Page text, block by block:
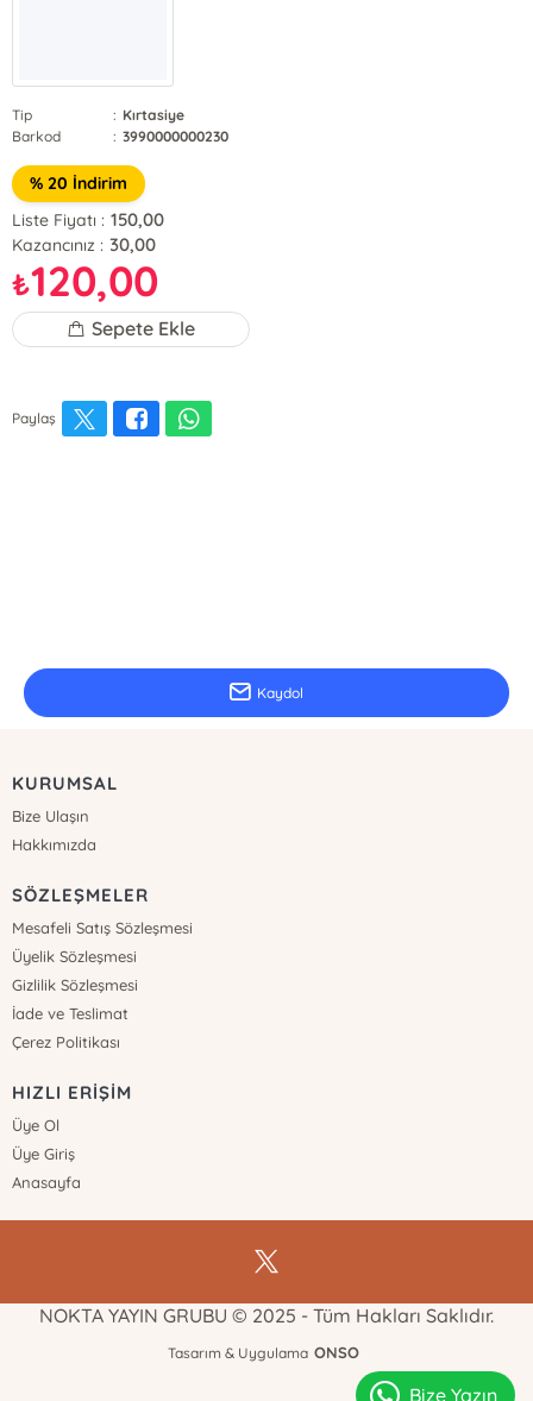
Tip : Kırtasiye
Barkod
: 3990000000230
% 20 İndirim
Liste Fiyatı : 150,00
Kazancınız : 30,00
₺120,00
Sepete Ekle
Paylaş
Kaydol
KURUMSAL
Bize Ulaşın
Hakkımızda
SÖZLEŞMELER
Mesafeli Satış Sözleşmesi
Üyelik Sözleşmesi
Gizlilik Sözleşmesi
İade ve Teslimat
Çerez Politikası
HIZLI ERİŞİM
Üye Ol
Üye Giriş
Anasayfa
NOKTA YAYIN GRUBU © 2025 - Tüm Hakları Saklıdır.
Tasarım & Uygulama ONSO
Bize Yazın